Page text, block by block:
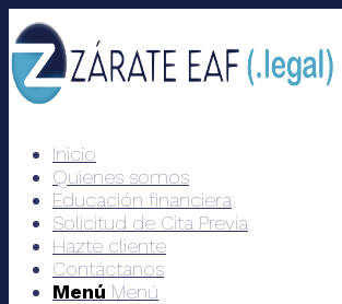
Inicio
Quienes somos
Educación financiera
Solicitud de Cita Previa
Hazte cliente
Contáctanos
Menú Menú